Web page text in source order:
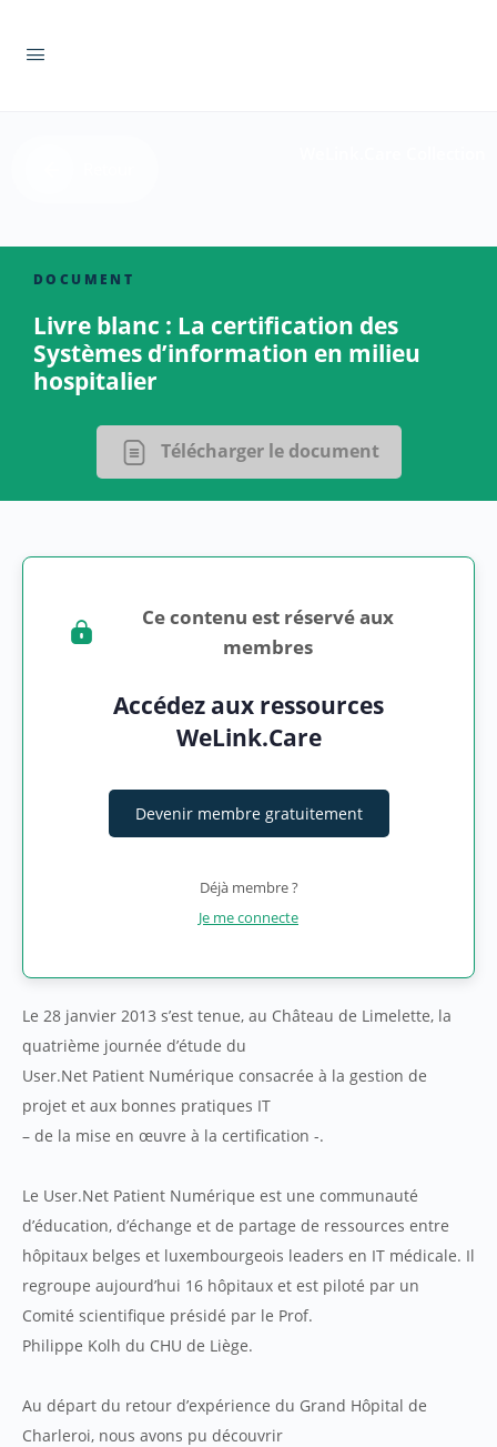
DOCUMENT
Livre blanc : La certification des
Systèmes d’information en milieu
hospitalier
Télécharger le document
Ce contenu est réservé aux
membres
Accédez aux ressources
WeLink.Care
Devenir membre gratuitement
Déjà membre ?
Je me connecte
Le 28 janvier 2013 s’est tenue, au Château de Limelette, la
quatrième journée d’étude du
User.Net Patient Numérique consacrée à la gestion de
projet et aux bonnes pratiques IT
– de la mise en œuvre à la certification -.
Le User.Net Patient Numérique est une communauté
d’éducation, d’échange et de partage de ressources entre
hôpitaux belges et luxembourgeois leaders en IT médicale. Il
regroupe aujourd’hui 16 hôpitaux et est piloté par un
Comité scientifique présidé par le Prof.
Philippe Kolh du CHU de Liège.
Au départ du retour d’expérience du Grand Hôpital de
Charleroi, nous avons pu découvrir